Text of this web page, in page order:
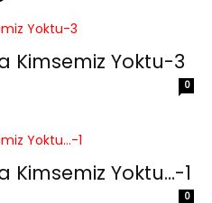
Kimsemiz Yoktu-3
0
Kimsemiz Yoktu…-1
0